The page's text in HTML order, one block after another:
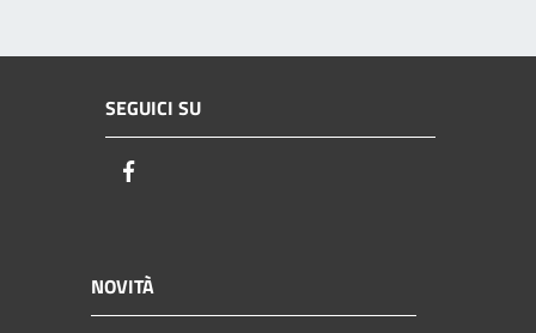
SEGUICI SU
NOVITÀ